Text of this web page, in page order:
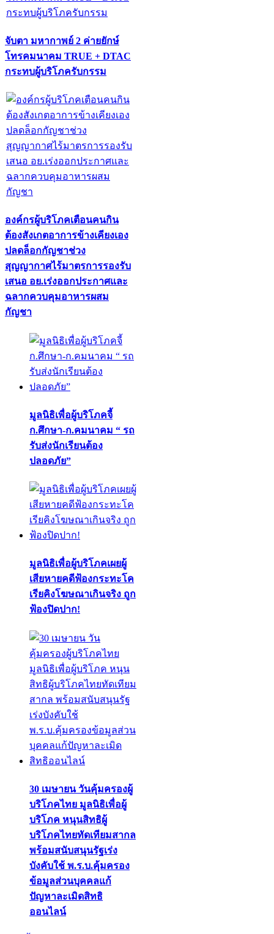
จับตา มหากาพย์ 2 ค่ายยักษ์
โทรคมนาคม TRUE + DTAC
กระทบผู้บริโภครับกรรม
องค์กรผู้บริโภคเตือนคนกิน
ต้องสังเกตอาการข้างเคียงเอง
ปลดล็อกกัญชาช่วง
สุญญากาศไร้มาตรการรองรับ
เสนอ อย.เร่งออกประกาศและ
ฉลากควบคุมอาหารผสม
กัญชา
มูลนิธิเพื่อผู้บริโภคจี้
ก.ศึกษา-ก.คมนาคม “ รถ
รับส่งนักเรียนต้อง
ปลอดภัย”
มูลนิธิเพื่อผู้บริโภคเผยผู้
เสียหายคดีฟ้องกระทะโค
เรียคิงโฆษณาเกินจริง ถูก
ฟ้องปิดปาก!
30 เมษายน วันคุ้มครองผู้
บริโภคไทย มูลนิธิเพื่อผู้
บริโภค หนุนสิทธิผู้
บริโภคไทยทัดเทียมสากล
พร้อมสนับสนุนรัฐเร่ง
บังคับใช้ พ.ร.บ.คุ้มครอง
ข้อมูลส่วนบุคคลแก้
ปัญหาละเมิดสิทธิ
ออนไลน์